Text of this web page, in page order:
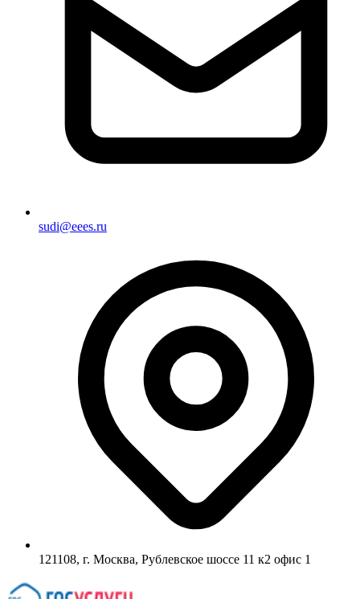
sudi@eees.ru
121108, г. Москва, Рублевское шоссе 11 к2 офис 1